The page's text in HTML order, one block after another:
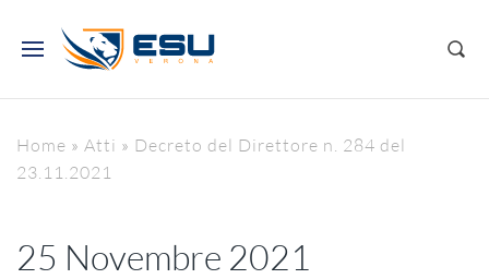
Home » Atti » Decreto del Direttore n. 284 del
23.11.2021
25 Novembre 2021